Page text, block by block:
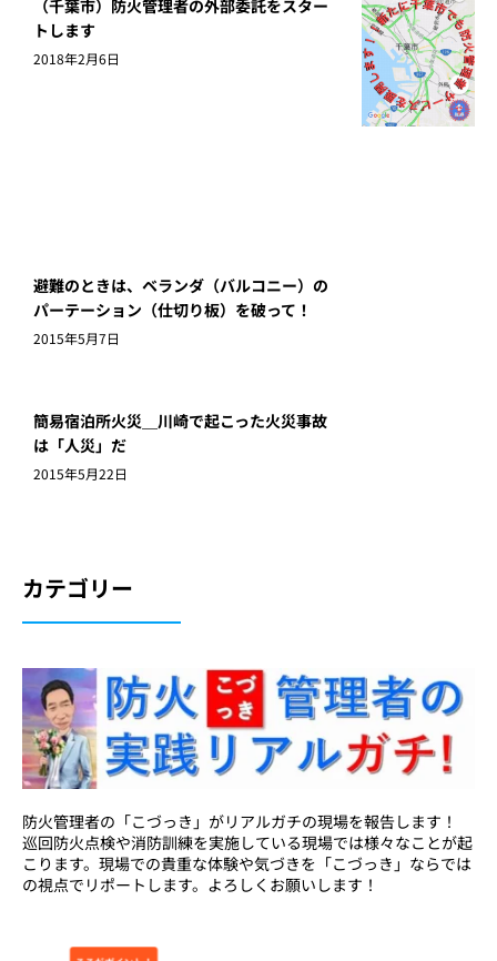
（千葉市）防火管理者の外部委託をスター
トします
2018年2月6日
避難のときは、ベランダ（バルコニー）の
パーテーション（仕切り板）を破って！
2015年5月7日
簡易宿泊所火災＿川崎で起こった火災事故
は「人災」だ
2015年5月22日
カテゴリー
防火管理者の「こづっき」がリアルガチの現場を報告します！
巡回防火点検や消防訓練を実施している現場では様々なことが起
こります。現場での貴重な体験や気づきを「こづっき」ならでは
の視点でリポートします。よろしくお願いします！